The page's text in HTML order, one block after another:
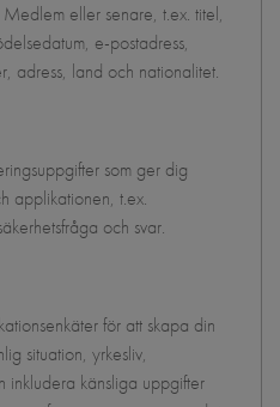
eller senare, t.ex. titel,
e-postadress,
adress, land och nationalitet.
som ger dig
applikationen, t.ex.
och svar.
för att skapa din
situation, yrkesliv,
inkludera känsliga uppgifter